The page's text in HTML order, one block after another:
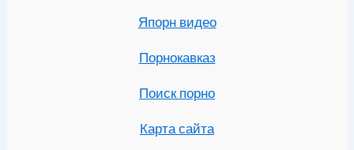
Япорн видео
Порнокавказ
Поиск порно
Карта сайта